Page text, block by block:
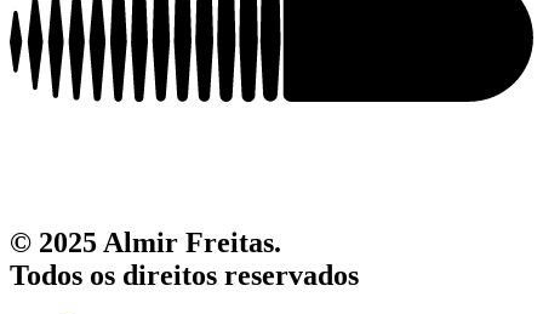
© 2025 Almir Freitas.
Todos os direitos reservados